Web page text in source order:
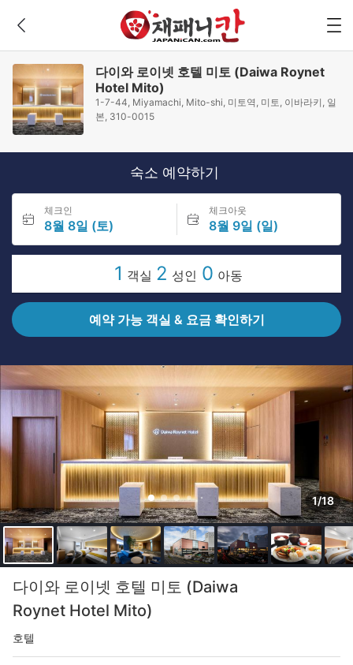
다이와 로이넷 호텔 미토 (Daiwa Roynet
Hotel Mito)
1-7-44, Miyamachi, Mito-shi, 미토역, 미토, 이바라키, 일
본, 310-0015
숙소 예약하기
체크인
8월 8일 (토)
체크아웃
8월 9일 (일)
1 객실 2 성인 0 아동
예약 가능 객실 & 요금 확인하기
1/18
다이와 로이넷 호텔 미토 (Daiwa
Roynet Hotel Mito)
호텔